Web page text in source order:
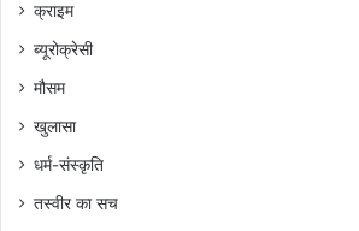
क्राइम
ब्यूरोक्रेसी
मौसम
खुलासा
धर्म-संस्कृति
तस्वीर का सच